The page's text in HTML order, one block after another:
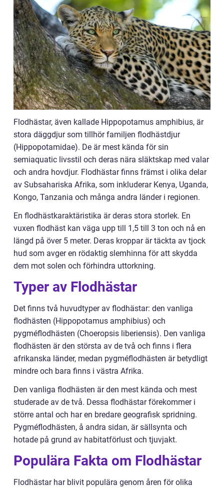
Flodhästar, även kallade Hippopotamus amphibius, är
stora däggdjur som tillhör familjen flodhästdjur
(Hippopotamidae). De är mest kända för sin
semiaquatic livsstil och deras nära släktskap med valar
och andra hovdjur. Flodhästar finns främst i olika delar
av Subsahariska Afrika, som inkluderar Kenya, Uganda,
Kongo, Tanzania och många andra länder i regionen.
En flodhästkaraktäristika är deras stora storlek. En
vuxen flodhäst kan väga upp till 1,5 till 3 ton och nå en
längd på över 5 meter. Deras kroppar är täckta av tjock
hud som avger en rödaktig slemhinna för att skydda
dem mot solen och förhindra uttorkning.
Typer av Flodhästar
Det finns två huvudtyper av flodhästar: den vanliga
flodhästen (Hippopotamus amphibius) och
pygméflodhästen (Choeropsis liberiensis). Den vanliga
flodhästen är den största av de två och finns i flera
afrikanska länder, medan pygméflodhästen är betydligt
mindre och bara finns i västra Afrika.
Den vanliga flodhästen är den mest kända och mest
studerade av de två. Dessa flodhästar förekommer i
större antal och har en bredare geografisk spridning.
Pygméflodhästen, å andra sidan, är sällsynta och
hotade på grund av habitatförlust och tjuvjakt.
Populära Fakta om Flodhästar
Flodhästar har blivit populära genom åren för olika